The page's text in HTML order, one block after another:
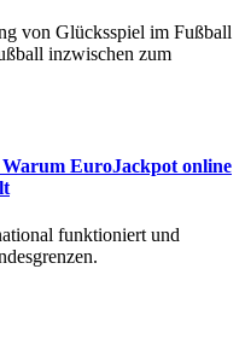
von Glücksspiel im Fußball
inzwischen zum
EuroJackpot online
funktioniert und